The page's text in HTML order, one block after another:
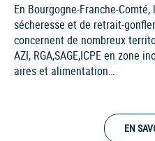
En Bourgogne-Franche-
sécheresse et de retrait-
concernent de nombreux
AZI, RGA,SAGE,ICPE en zone
aires et alimentation…
EN